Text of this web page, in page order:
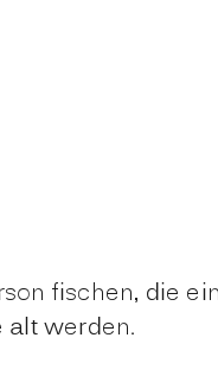
fischen, die
alt werden.